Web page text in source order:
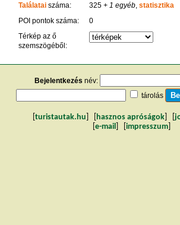
Találatai száma: 325+ 1 egyéb, statisztika
POI pontok száma:
0
Térkép az ő
szemszögéből:
Bejelentkezés név:
tárolás
turistautak.hu hasznos apróságok
e-mail impresszum]